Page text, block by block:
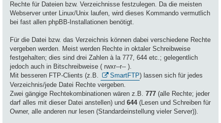
Rechte für Dateien bzw. Verzeichnisse festzulegen. Da die meisten
Webserver unter Linux/Unix laufen, wird dieses Kommando vermutlich
bei fast allen phpBB-Installationen benötigt.
Für die Datei bzw. das Verzeichnis können dabei verschiedene Rechte
vergeben werden. Meist werden Rechte in oktaler Schreibweise
festgehalten; dies sind drei Zahlen à la 777, 644 etc.; gelegentlich
jedoch auch in Bitschreibweise ( rwxr--r-- ).
Mit besseren FTP-Clients (z.B.
SmartFTP) lassen sich für jedes
Verzeichnis/jede Datei Rechte vergeben.
Zwei gängige Rechtekombinationen wären z.B. 777 (alle Rechte; jeder
darf alles mit dieser Datei anstellen) und 644(Lesen und Schreiben für
Owner, alle anderen nur lesen (Standardeinstellung vieler Server)).